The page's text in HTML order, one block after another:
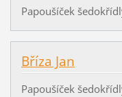
Papoušíček
Bříza Jan
Papoušíček